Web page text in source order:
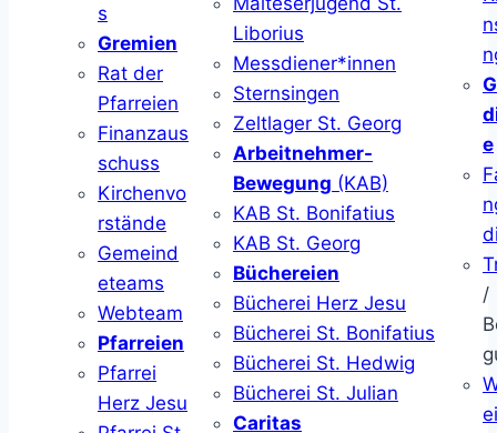
s
Gremien
Rat der
Pfarreien
Finanzaus
schuss
Kirchenvo
rstände
Gemeind
eteams
Webteam
Pfarreien
Pfarrei
Herz Jesu
Liborius
Messdiener*innen
Sternsingen
Zeltlager St. Georg
Arbeitnehmer-
Bewegung (KAB)
KAB St. Bonifatius
KAB St. Georg
Büchereien
Bücherei Herz Jesu
Bücherei St. Bonifatius
Bücherei St. Hedwig
Bücherei St. Julian
Caritas
e
/